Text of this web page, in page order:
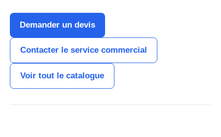
Demander un devis
Contacter le service commercial
Voir tout le catalogue